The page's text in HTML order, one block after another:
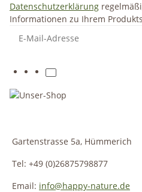
Datenschutzerklärung
Informationen zu Ihrem
Gartenstrasse 5a, Hümmerich
Tel: +49 (0)26875798877
Email: info@happy-nature.de